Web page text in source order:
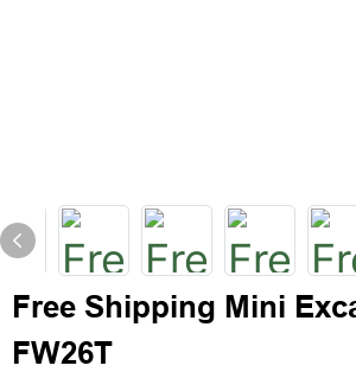
Free Shipping Mini
FW26T